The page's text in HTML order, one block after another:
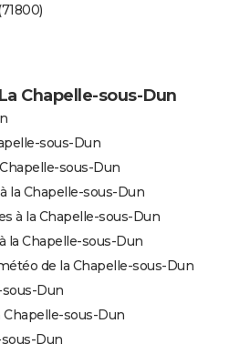
Chapelle-sous-Dun
sous-Dun
sous-Dun
la Chapelle-sous-Dun
à la Chapelle-sous-Dun
la Chapelle-sous-Dun
de la Chapelle-sous-Dun
sous-Dun
sous-Dun
Dun